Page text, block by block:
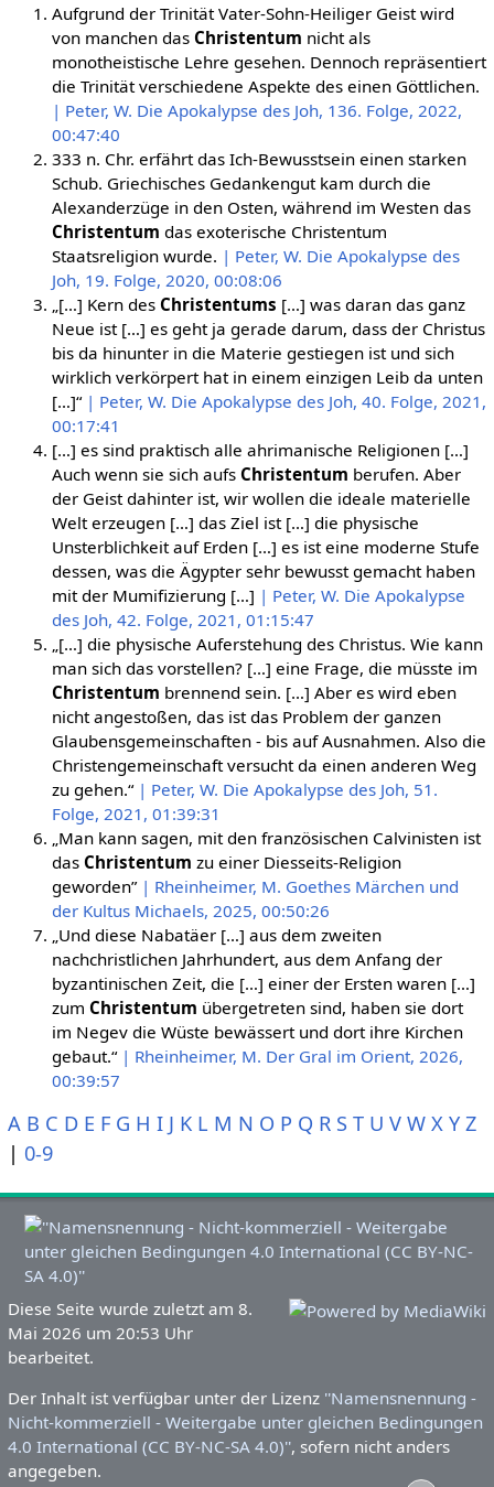
Aufgrund der Trinität Vater-Sohn-Heiliger Geist wird
von manchen das Christentum nicht als
monotheistische Lehre gesehen. Dennoch repräsentiert
die Trinität verschiedene Aspekte des einen Göttlichen.
| Peter, W. Die Apokalypse des Joh, 136. Folge, 2022,
00:47:40
333 n. Chr. erfährt das Ich-Bewusstsein einen starken
Schub. Griechisches Gedankengut kam durch die
Alexanderzüge in den Osten, während im Westen das
Christentum das exoterische Christentum
Staatsreligion wurde. | Peter, W. Die Apokalypse des
Joh, 19. Folge, 2020, 00:08:06
„[…] Kern des Christentums […] was daran das ganz
Neue ist […] es geht ja gerade darum, dass der Christus
bis da hinunter in die Materie gestiegen ist und sich
wirklich verkörpert hat in einem einzigen Leib da unten
[…]“ | Peter, W. Die Apokalypse des Joh, 40. Folge, 2021,
00:17:41
[…] es sind praktisch alle ahrimanische Religionen […]
Auch wenn sie sich aufs Christentum berufen. Aber
der Geist dahinter ist, wir wollen die ideale materielle
Welt erzeugen […] das Ziel ist […] die physische
Unsterblichkeit auf Erden […] es ist eine moderne Stufe
dessen, was die Ägypter sehr bewusst gemacht haben
mit der Mumifizierung […] | Peter, W. Die Apokalypse
des Joh, 42. Folge, 2021, 01:15:47
„[…] die physische Auferstehung des Christus. Wie kann
man sich das vorstellen? […] eine Frage, die müsste im
Christentum brennend sein. […] Aber es wird eben
nicht angestoßen, das ist das Problem der ganzen
Glaubensgemeinschaften - bis auf Ausnahmen. Also die
Christengemeinschaft versucht da einen anderen Weg
zu gehen.“ | Peter, W. Die Apokalypse des Joh, 51.
Folge, 2021, 01:39:31
„Man kann sagen, mit den französischen Calvinisten ist
das Christentum zu einer Diesseits-Religion
geworden” | Rheinheimer, M. Goethes Märchen und
der Kultus Michaels, 2025, 00:50:26
„Und diese Nabatäer […] aus dem zweiten
nachchristlichen Jahrhundert, aus dem Anfang der
byzantinischen Zeit, die […] einer der Ersten waren […]
zum Christentum übergetreten sind, haben sie dort
im Negev die Wüste bewässert und dort ihre Kirchen
gebaut.“ | Rheinheimer, M. Der Gral im Orient, 2026,
00:39:57
A B C D E F G H I J K L M N O P Q R S T U V W X Y Z
| 0-9
Diese Seite wurde zuletzt am 8.
Mai 2026 um 20:53 Uhr
bearbeitet.
Der Inhalt ist verfügbar unter der Lizenz ''Namensnennung -
Nicht-kommerziell - Weitergabe unter gleichen Bedingungen
4.0 International (CC BY-NC-SA 4.0)'', sofern nicht anders
angegeben.